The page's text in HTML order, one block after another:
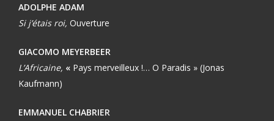
ADOLPHE ADAM
Si j’étais roi,Ouverture
GIACOMO MEYERBEER
L’Africaine, « Pays merveilleux !… O Paradis » (Jonas
Kaufmann)
EMMANUEL CHABRIER